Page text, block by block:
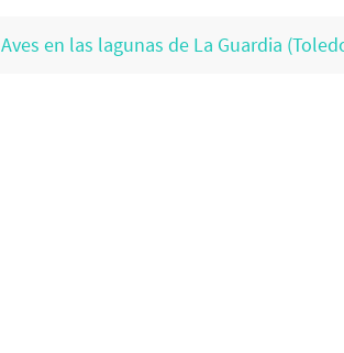
Aves en las lagunas de La Guardia